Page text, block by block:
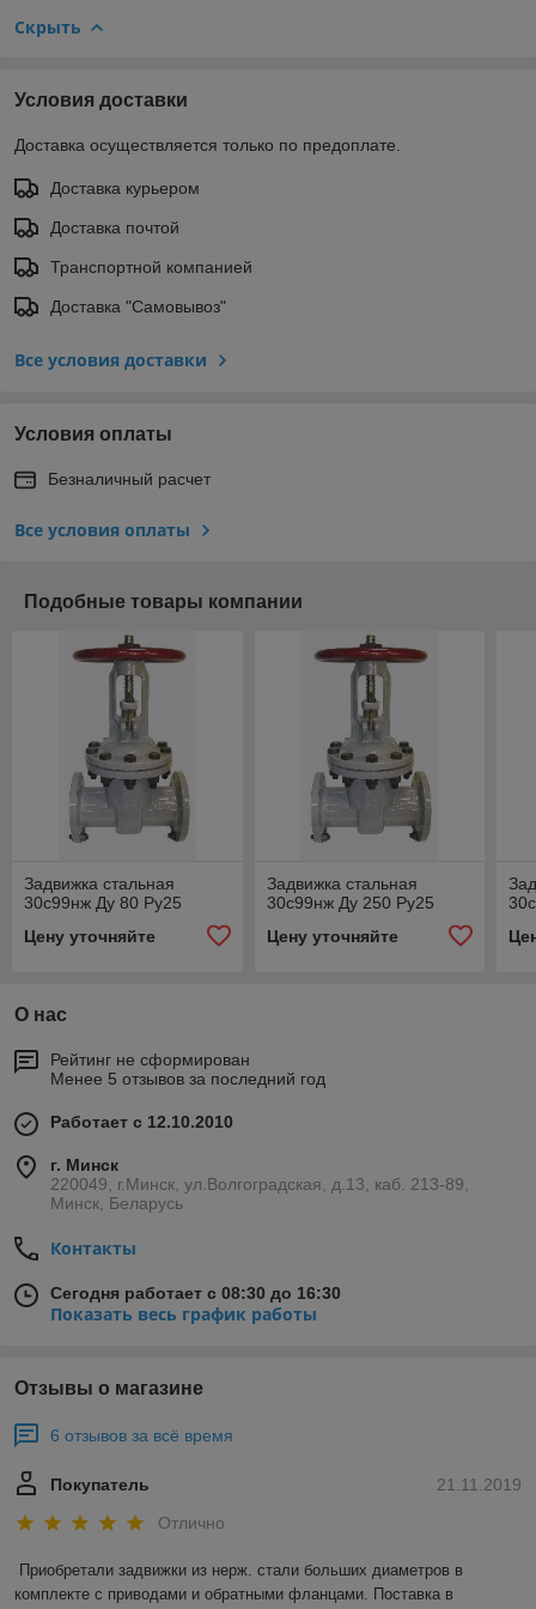
Скрыть
Условия доставки
Доставка осуществляется только по предоплате.
Доставка курьером
Доставка почтой
Транспортной компанией
Доставка "Самовывоз"
Все условия доставки
Условия оплаты
Безналичный расчет
Все условия оплаты
Подобные товары компании
Задвижка стальная
30с99нж Ду 80 Ру25
Цену уточняйте
Задвижка стальная
30с99нж Ду 250 Ру25
Цену уточняйте
О нас
Рейтинг не сформирован
Менее 5 отзывов за последний год
Работает с 12.10.2010
г. Минск
220049, г.Минск, ул.Волгоградская, д.13, каб. 213-89,
Минск, Беларусь
Контакты
Сегодня работает с 08:30 до 16:30
Показать весь график работы
Отзывы о магазине
6 отзывов за всё время
21.11.2019
Покупатель
Отлично
Приобретали задвижки из нерж. стали больших диаметров в
комплекте с приводами и обратными фланцами. Поставка в